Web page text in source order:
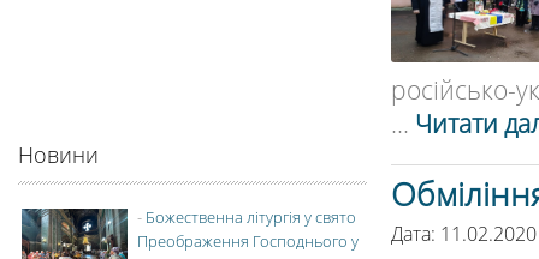
російсько-
... Читати
Дата:
Новини
- Божественна літургія у свято
Преображення Господнього у